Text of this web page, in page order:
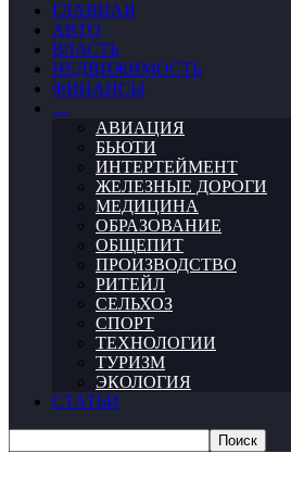
ГЛАВНАЯ
АВТО
ВЛАСТЬ
НЕДВИЖИМОСТЬ
ФИНАНСЫ
…
АВИАЦИЯ
БЬЮТИ
ИНТЕРТЕЙМЕНТ
ЖЕЛЕЗНЫЕ ДОРОГИ
МЕДИЦИНА
ОБРАЗОВАНИЕ
ОБЩЕПИТ
ПРОИЗВОДСТВО
РИТЕЙЛ
СЕЛЬХОЗ
СПОРТ
ТЕХНОЛОГИИ
ТУРИЗМ
ЭКОЛОГИЯ
СТАТЬИ